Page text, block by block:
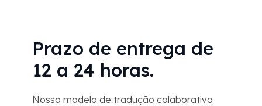
Prazo de entrega de
12 a 24 horas.
Nosso modelo de tradução colaborativa